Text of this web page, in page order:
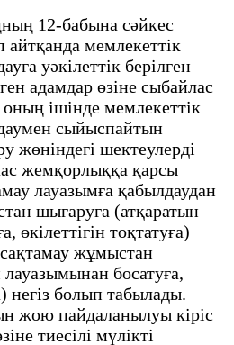
12-бабына сәйкес
айтқанда мемлекеттік
уәкілеттік берілген
адамдар өзіне сыбайлас
ішінде мемлекеттік
сыйыспайтын
жөніндегі шектеулерді
жемқорлыққа қарсы
лауазымға қабылдаудан
шығаруға (атқаратын
өкілеттігін тоқтатуға)
жұмыстан
босатуға,
негіз болып табылады.
жою пайдаланылуы кіріс
тиесілі мүлікті